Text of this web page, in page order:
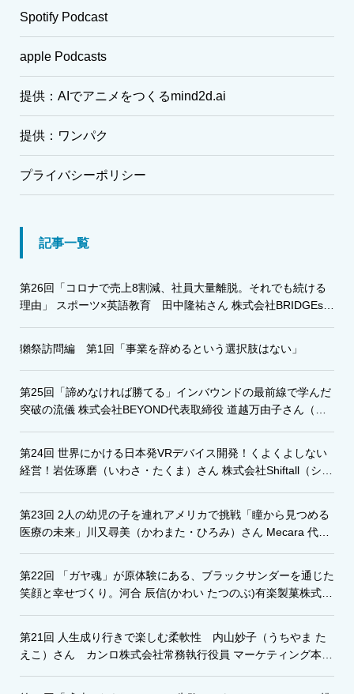
Spotify Podcast
apple Podcasts
提供：AIでアニメをつくるmind2d.ai
提供：ワンパク
プライバシーポリシー
記事一覧
第26回「コロナで売上8割減、社員大量離脱。それでも続ける
理由」 スポーツ×英語教育 田中隆祐さん 株式会社BRIDGEs・
獺祭訪問編 第1回「事業を辞めるという選択肢はない」
第25回「諦めなければ勝てる」インバウンドの最前線で学んだ
突破の流儀 株式会社BEYOND代表取締役 道越万由子さん（み
第24回 世界にかける日本発VRデバイス開発！くよくよしない
経営！岩佐琢磨（いわさ・たくま）さん 株式会社Shiftall（シフ
第23回 2人の幼児の子を連れアメリカで挑戦「瞳から見つめる
医療の未来」川又尋美（かわまた・ひろみ）さん Mecara 代表
第22回 「ガヤ魂」が原体験にある、ブラックサンダーを通じた
笑顔と幸せづくり。河合 辰信(かわい たつのぶ)有楽製菓株式会
第21回 人生成り行きで楽しむ柔軟性 内山妙子（うちやま た
えこ）さん カンロ株式会社常務執行役員 マーケティング本部